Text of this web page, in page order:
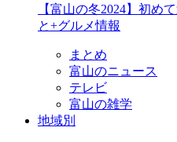
【富山の冬2024】初め
と+グルメ情報
まとめ
富山のニュース
テレビ
富山の雑学
地域別